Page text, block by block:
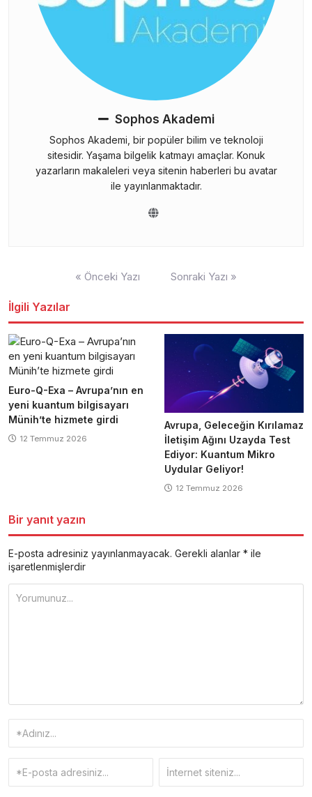
Sophos Akademi
Sophos Akademi, bir popüler bilim ve teknoloji
sitesidir. Yaşama bilgelik katmayı amaçlar. Konuk
yazarların makaleleri veya sitenin haberleri bu avatar
ile yayınlanmaktadır.
« Önceki Yazı Sonraki Yazı »
İlgili Yazılar
Euro-Q-Exa – Avrupa’nın en
yeni kuantum bilgisayarı
Münih’te hizmete girdi
12 Temmuz 2026
Avrupa, Geleceğin Kırılamaz
İletişim Ağını Uzayda Test
Ediyor: Kuantum Mikro
Uydular Geliyor!
12 Temmuz 2026
Bir yanıt yazın
E-posta adresiniz yayınlanmayacak. Gerekli alanlar * ile
işaretlenmişlerdir